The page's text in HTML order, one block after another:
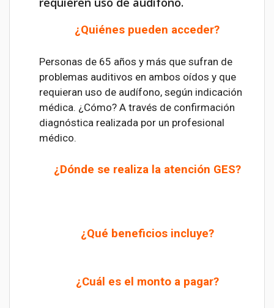
¿Quiénes pueden acceder?
Personas de 65 años y más que sufran de
problemas auditivos en ambos oídos y que
requieran uso de audífono, según indicación
médica. ¿Cómo? A través de confirmación
diagnóstica realizada por un profesional
médico.
¿Dónde se realiza la atención GES?
¿Qué beneficios incluye?
¿Cuál es el monto a pagar?